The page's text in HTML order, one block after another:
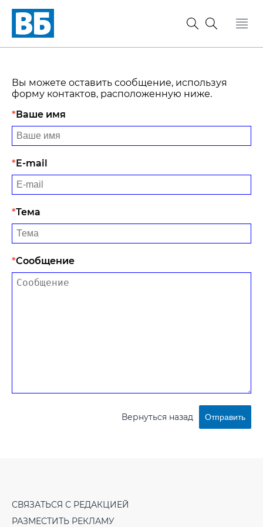
Вы можете оставить сообщение, используя
форму контактов, расположенную ниже.
Ваше имя
E-mail
Тема
Сообщение
Вернуться назад Отправить
СВЯЗАТЬСЯ С РЕДАКЦИЕЙ
РАЗМЕСТИТЬ РЕКЛАМУ